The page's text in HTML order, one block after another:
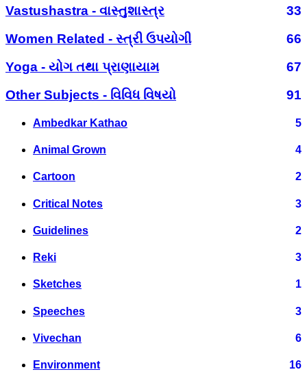
Vastushastra - વાસ્તુશાસ્ત્ર
33
Women Related - સ્ત્રી ઉપયોગી
66
Yoga - યોગ તથા પ્રાણાયામ
67
Other Subjects - વિવિધ વિષયો
91
Ambedkar Kathao 5
Animal Grown 4
Cartoon 2
Critical Notes 3
Guidelines 2
Reki 3
Sketches 1
Speeches 3
Vivechan 6
Environment 16